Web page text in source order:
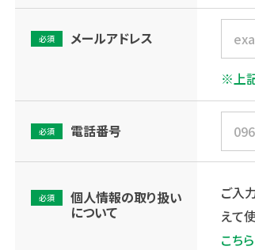
メールアドレス
必須
※上
電話番号
必須
個人情報の取り扱い
について
必須
ご入
えて
こち